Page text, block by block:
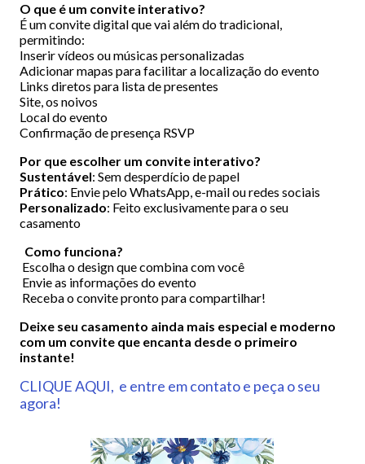
O que é um convite interativo?
É um convite digital que vai além do tradicional,
permitindo:
Inserir vídeos ou músicas personalizadas
Adicionar mapas para facilitar a localização do evento
Links diretos para lista de presentes
Site, os noivos
Local do evento
Confirmação de presença RSVP
Por que escolher um convite interativo?
Sustentável: Sem desperdício de papel
Prático: Envie pelo WhatsApp, e-mail ou redes sociais
Personalizado: Feito exclusivamente para o seu
casamento
Como funciona?
Escolha o design que combina com você
Envie as informações do evento
Receba o convite pronto para compartilhar!
Deixe seu casamento ainda mais especial e moderno
com um convite que encanta desde o primeiro
instante!
CLIQUE AQUI, e entre em contato e peça o seu
agora!